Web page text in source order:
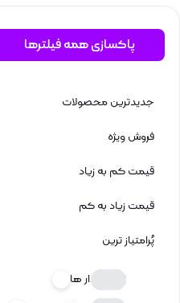
عطر و ادکلن
لوازم آرایش
اسپری
پاکسازی همه فیلترها
جدیدترین محصولات
فروش ویژه
قیمت کم به زیاد
قیمت زیاد به کم
پُرامتیاز ترین
تخفیف‌دار ها